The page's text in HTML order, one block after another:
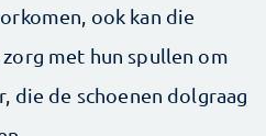
ook kan die
met hun spullen om
die de schoenen dolgraag